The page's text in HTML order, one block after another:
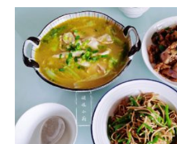
o
o
k
o
n